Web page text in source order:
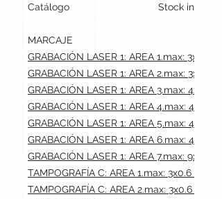
Catálogo
Stock
MARCAJE
GRABACIÓN LASER 1: AREA 1.max: 3x0.6 cm
GRABACIÓN LASER 1: AREA 2.max: 3x0.6
GRABACIÓN LASER 1: AREA 3.max: 4x0.6
GRABACIÓN LASER 1: AREA 4.max: 4x0.6
GRABACIÓN LASER 1: AREA 5.max: 4x0.6
GRABACIÓN LASER 1: AREA 6.max: 4x0.6
GRABACIÓN LASER 1: AREA 7.max: 9x1.5 cm
TAMPOGRAFÍA C: AREA 1.max: 3x0.6 cm
TAMPOGRAFÍA C: AREA 2.max: 3x0.6 cm